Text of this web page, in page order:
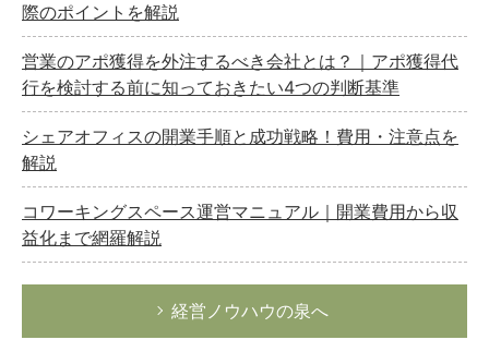
際のポイントを解説
営業のアポ獲得を外注するべき会社とは？｜アポ獲得代
行を検討する前に知っておきたい4つの判断基準
シェアオフィスの開業手順と成功戦略！費用・注意点を
解説
コワーキングスペース運営マニュアル｜開業費用から収
益化まで網羅解説
経営ノウハウの泉へ